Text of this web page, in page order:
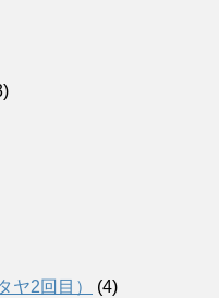
ヤ2回目）
(4)